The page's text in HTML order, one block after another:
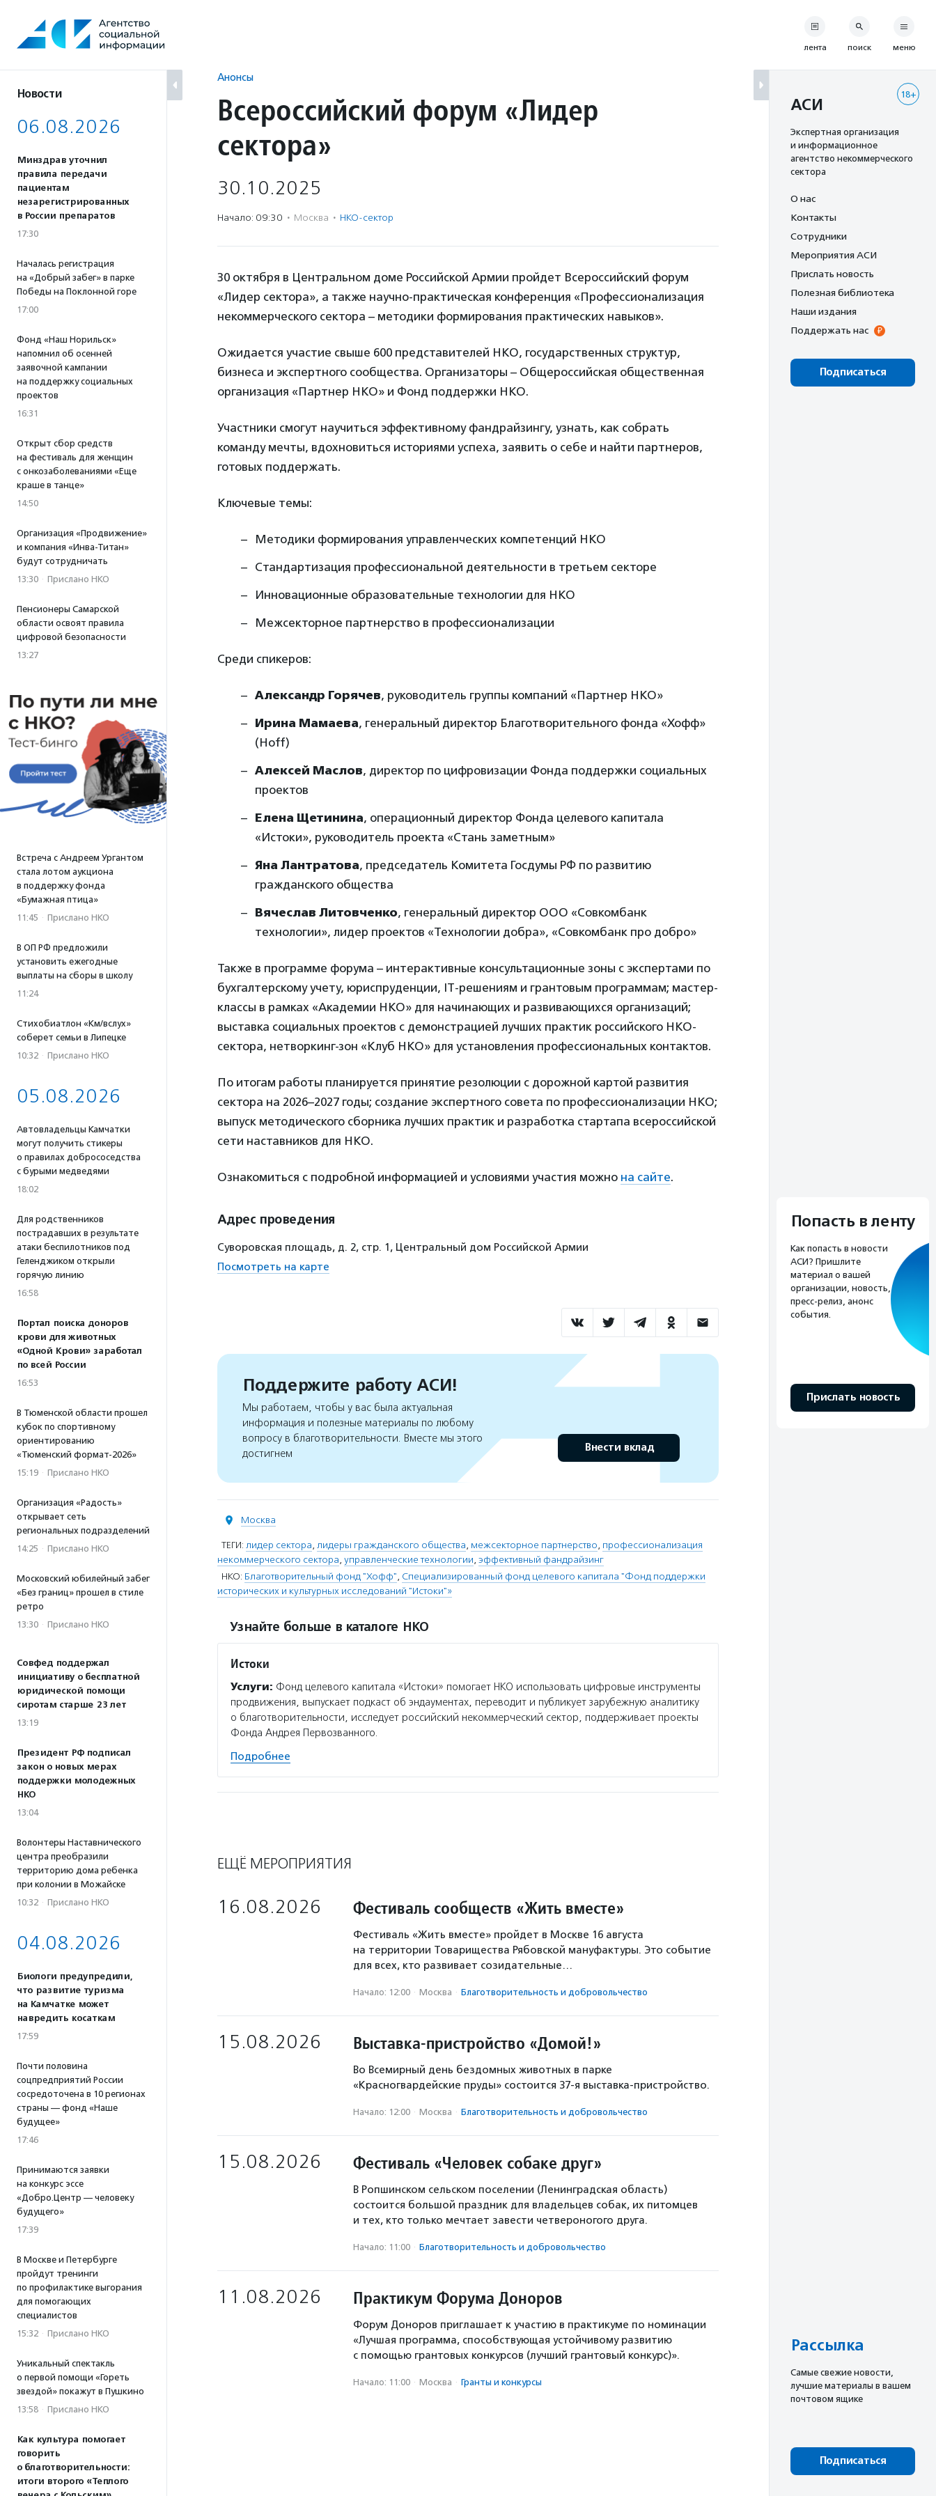
содержанию
Новости
06.08.2026
Минздрав уточнил
правила передачи
пациентам
незарегистрированных
в России препаратов
17:30
Началась регистрация
на «Добрый забег» в парке
Победы на Поклонной горе
17:00
Фонд «Наш Норильск»
напомнил об осенней
заявочной кампании
на поддержку социальных
проектов
16:31
Открыт сбор средств
на фестиваль для женщин
с онкозаболеваниями «Еще
краше в танце»
14:50
Организация «Продвижение»
и компания «Инва-Титан»
будут сотрудничать
13:30 · Прислано НКО
Пенсионеры Самарской
области освоят правила
цифровой безопасности
13:27
Встреча с Андреем Ургантом
стала лотом аукциона
в поддержку фонда
«Бумажная птица»
11:45 · Прислано НКО
В ОП РФ предложили
установить ежегодные
выплаты на сборы в школу
11:24
Стихобиатлон «Км/вслух»
соберет семьи в Липецке
10:32 · Прислано НКО
05.08.2026
Автовладельцы Камчатки
могут получить стикеры
о правилах добрососедства
с бурыми медведями
18:02
Для родственников
пострадавших в результате
атаки беспилотников под
Геленджиком открыли
горячую линию
16:58
Портал поиска доноров
крови для животных
«Одной Крови» заработал
по всей России
16:53
В Тюменской области прошел
кубок по спортивному
ориентированию
«Тюменский формат-2026»
15:19 · Прислано НКО
Организация «Радость»
открывает сеть
региональных подразделений
14:25 · Прислано НКО
Московский юбилейный забег
«Без границ» прошел в стиле
ретро
13:30 · Прислано НКО
Совфед поддержал
инициативу о бесплатной
юридической помощи
сиротам старше 23 лет
13:19
Президент РФ подписал
закон о новых мерах
поддержки молодежных
НКО
13:04
Волонтеры Наставнического
центра преобразили
территорию дома ребенка
при колонии в Можайске
10:32 · Прислано НКО
04.08.2026
Биологи предупредили,
что развитие туризма
на Камчатке может
навредить косаткам
17:59
Почти половина
соцпредприятий России
сосредоточена в 10 регионах
страны — фонд «Наше
будущее»
17:46
Принимаются заявки
на конкурс эссе
«Добро.Центр — человеку
будущего»
17:39
В Москве и Петербурге
пройдут тренинги
по профилактике выгорания
для помогающих
специалистов
15:32 · Прислано НКО
Уникальный спектакль
о первой помощи «Гореть
звездой» покажут в Пушкино
13:58 · Прислано НКО
Как культура помогает
говорить
о благотворительности:
итоги второго «Теплого
Анонсы
Всероссийский форум «Лидер
сектора»
30.10.2025
Начало: 09:30 · Москва · НКО-сектор
30 октября в Центральном доме Российской Армии пройдет Всероссийский форум
«Лидер сектора», а также научно-практическая конференция «Профессионализация
некоммерческого сектора – методики формирования практических навыков».
Ожидается участие свыше 600 представителей НКО, государственных структур,
бизнеса и экспертного сообщества. Организаторы – Общероссийская общественная
организация «Партнер НКО» и Фонд поддержки НКО.
Участники смогут научиться эффективному фандрайзингу, узнать, как собрать
команду мечты, вдохновиться историями успеха, заявить о себе и найти партнеров,
готовых поддержать.
Ключевые темы:
Методики формирования управленческих компетенций НКО
Стандартизация профессиональной деятельности в третьем секторе
Инновационные образовательные технологии для НКО
Межсекторное партнерство в профессионализации
Среди спикеров:
Александр Горячев, руководитель группы компаний «Партнер НКО»
Ирина Мамаева, генеральный директор Благотворительного фонда «Хофф»
(Hoff)
Алексей Маслов, директор по цифровизации Фонда поддержки социальных
проектов
Елена Щетинина, операционный директор Фонда целевого капитала
«Истоки», руководитель проекта «Стань заметным»
Яна Лантратова, председатель Комитета Госдумы РФ по развитию
гражданского общества
Вячеслав Литовченко, генеральный директор ООО «Совкомбанк
технологии», лидер проектов «Технологии добра», «Совкомбанк про добро»
Также в программе форума – интерактивные консультационные зоны с экспертами по
бухгалтерскому учету, юриспруденции, IT-решениям и грантовым программам; мастер-
классы в рамках «Академии НКО» для начинающих и развивающихся организаций;
выставка социальных проектов с демонстрацией лучших практик российского НКО-
сектора, нетворкинг-зон «Клуб НКО» для установления профессиональных контактов.
По итогам работы планируется принятие резолюции с дорожной картой развития
сектора на 2026–2027 годы; создание экспертного совета по профессионализации НКО;
выпуск методического сборника лучших практик и разработка стартапа всероссийской
сети наставников для НКО.
Ознакомиться с подробной информацией и условиями участия можно на сайте.
Адрес проведения
Суворовская площадь, д. 2, стр. 1, Центральный дом Российской Армии
Посмотреть на карте
Поддержите работу АСИ!
Мы работаем, чтобы у вас была актуальная
информация и полезные материалы по любому
вопросу в благотворительности. Вместе мы этого
достигнем
Внести вклад
Москва
ТЕГИ: лидер сектора, лидеры гражданского общества, межсекторное партнерство, профессионализация
некоммерческого сектора, управленческие технологии, эффективный фандрайзинг
НКО: Благотворительный фонд "Хофф", Специализированный фонд целевого капитала "Фонд поддержки
исторических и культурных исследований "Истоки"»
Узнайте больше в каталоге НКО
Истоки
Услуги: Фонд целевого капитала «Истоки» помогает НКО использовать цифровые инструменты
продвижения, выпускает подкаст об эндаументах, переводит и публикует зарубежную аналитику
о благотворительности, исследует российский некоммерческий сектор, поддерживает проекты
Фонда Андрея Первозванного.
Подробнее
ЕЩЁ МЕРОПРИЯТИЯ
16.08.2026 Фестиваль сообществ «Жить вместе»
Фестиваль «Жить вместе» пройдет в Москве 16 августа
на территории Товарищества Рябовской мануфактуры. Это событие
для всех, кто развивает созидательные…
Начало: 12:00 · Москва · Благотвори­тель­ность и доброволь­чест­во
15.08.2026 Выставка-пристройство «Домой!»
Во Всемирный день бездомных животных в парке
«Красногвардейские пруды» состоится 37-я выставка-пристройство.
Начало: 12:00 · Москва · Благотвори­тель­ность и доброволь­чест­во
15.08.2026 Фестиваль «Человек собаке друг»
В Ропшинском сельском поселении (Ленинградская область)
состоится большой праздник для владельцев собак, их питомцев
и тех, кто только мечтает завести четвероногого друга.
Начало: 11:00 · Благотвори­тель­ность и доброволь­чест­во
11.08.2026 Практикум Форума Доноров
Форум Доноров приглашает к участию в практикуме по номинации
«Лучшая программа, способствующая устойчивому развитию
с помощью грантовых конкурсов (лучший грантовый конкурс)».
Начало: 11:00 · Москва · Гранты и конкурсы
лента поиск меню
18+
АСИ
Экспертная организация
и информационное
агентство некоммерческого
сектора
О нас
Контакты
Сотрудники
Мероприятия АСИ
Прислать новость
Полезная библиотека
Наши издания
Поддержать нас
Подписаться
Попасть в ленту
Как попасть в новости
АСИ? Пришлите
материал о вашей
организации, новость,
пресс-релиз, анонс
события.
Прислать новость
Рассылка
Cамые свежие новости,
лучшие материалы в вашем
почтовом ящике
Подписаться